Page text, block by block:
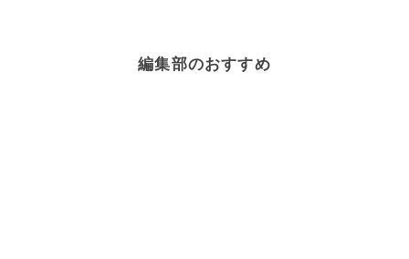
編集部のおすすめ